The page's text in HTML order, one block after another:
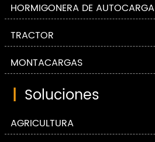
HORMIGONERA DE AUTOCARGA
TRACTOR
MONTACARGAS
| Soluciones
AGRICULTURA